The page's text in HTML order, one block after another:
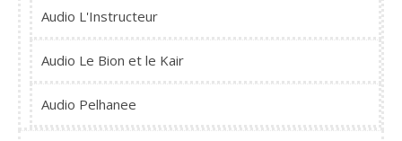
Audio L'Instructeur
Audio Le Bion et le Kair
Audio Pelhanee